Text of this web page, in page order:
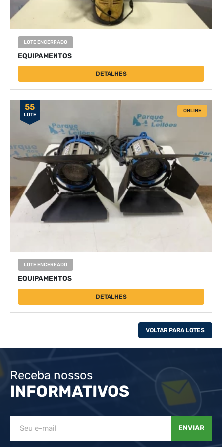
LOTE ENCERRADO
EQUIPAMENTOS
DETALHES
55
LOTE
ONLINE
LOTE ENCERRADO
EQUIPAMENTOS
DETALHES
VOLTAR PARA LOTES
Receba nossos
INFORMATIVOS
ENVIAR